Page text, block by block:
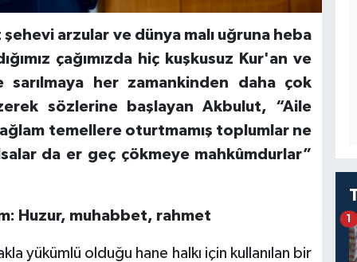
şehevi arzular ve dünya malı uğruna heba
çağımızda hiç kuşkusuz Kur'an ve
her zamankinden daha çok
sözlerine başlayan Akbulut, “Aile
temellere oturtmamış toplumlar ne
da er geç çökmeye mahkûmdurlar”
Huzur, muhabbet, rahmet
yükümlü olduğu hane halkı için kullanılan bir
1